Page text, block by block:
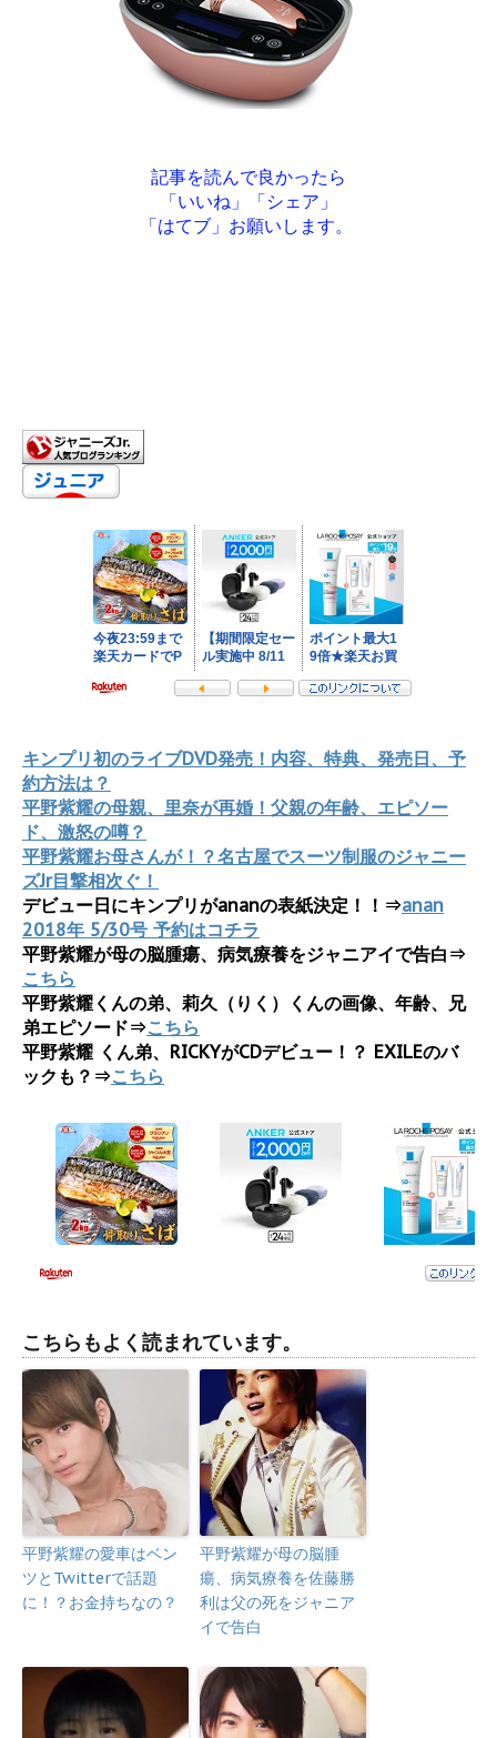
記事を読んで良かったら
「いいね」「シェア」
「はてブ」お願いします。
キンプリ初のライブDVD発売！内容、特典、発売日、予
約方法は？
平野紫耀の母親、里奈が再婚！父親の年齢、エピソー
ド、激怒の噂？
平野紫耀お母さんが！？名古屋でスーツ制服のジャニー
ズJr目撃相次ぐ！
デビュー日にキンプリがananの表紙決定！！⇒anan
2018年 5/30号 予約はコチラ
平野紫耀が母の脳腫瘍、病気療養をジャニアイで告白⇒
こちら
平野紫耀くんの弟、莉久（りく）くんの画像、年齢、兄
弟エピソード⇒こちら
平野紫耀 くん弟、RICKYがCDデビュー！？ EXILEのバ
ックも？⇒こちら
こちらもよく読まれています。
平野紫耀の愛車はベン
ツとTwitterで話題
に！？お金持ちなの？
平野紫耀が母の脳腫
瘍、病気療養を佐藤勝
利は父の死をジャニア
イで告白